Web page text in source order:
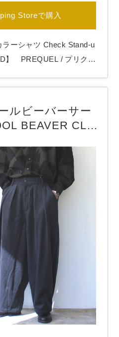
Storeで購入
ーシャツ Check Stand-u
ンドカラーのチェックシ
うオリジナル制…
ルビーバーサー
BEAVER CLO